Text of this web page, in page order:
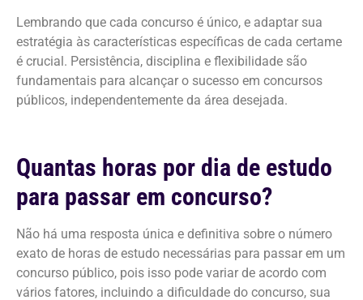
Lembrando que cada concurso é único, e adaptar sua
estratégia às características específicas de cada certame
é crucial. Persistência, disciplina e flexibilidade são
fundamentais para alcançar o sucesso em concursos
públicos, independentemente da área desejada.
Quantas horas por dia de estudo
para passar em concurso?
Não há uma resposta única e definitiva sobre o número
exato de horas de estudo necessárias para passar em um
concurso público, pois isso pode variar de acordo com
vários fatores, incluindo a dificuldade do concurso, sua